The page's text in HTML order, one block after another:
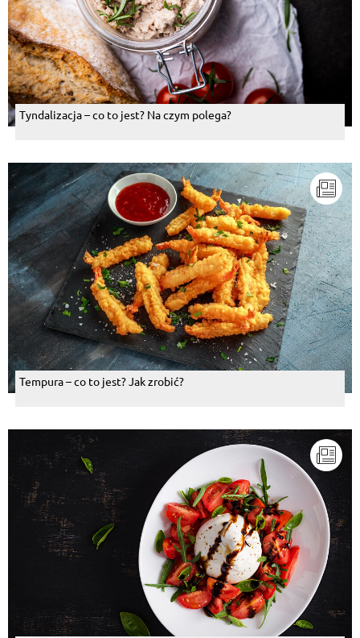
Tyndalizacja – co to jest? Na czym polega?
Tempura – co to jest? Jak zrobić?